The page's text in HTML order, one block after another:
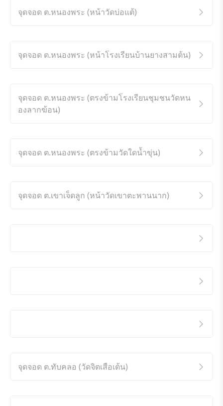
จุดจอด ต.หนองพระ (หน้าวัดบ่อแต้)
จุดจอด ต.หนองพระ (หน้าโรงเรียนบ้านยางสามต้น)
จุดจอด ต.หนองพระ (ตรงข้ามโรงเรียนชุมชนวัดหน
องลากฆ้อน)
จุดจอด ต.หนองพระ (ตรงข้ามวัดใดน้ำขุ่น)
จุดจอด ต.เขาเจ็ดลูก (หน้าวัดเขาตะพานนาก)
จุดจอด ต.ทับคลอ (วัดจิตเสือเต้น)